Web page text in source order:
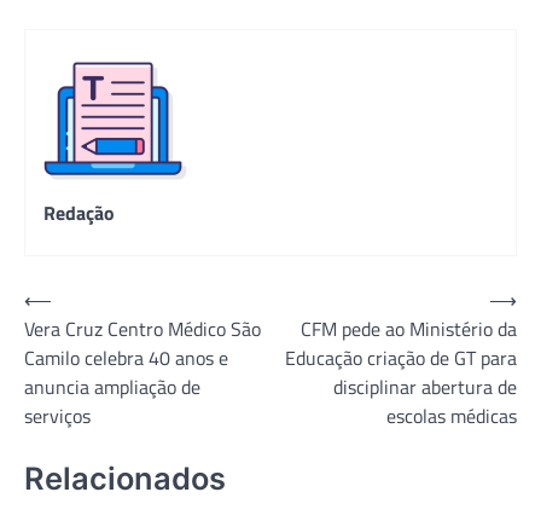
Redação
Navegação
de
Post
⟵
Vera Cruz Centro Médico São
Camilo celebra 40 anos e
anuncia ampliação de
serviços
CFM pede ao Ministério da
Educação criação de GT para
disciplinar abertura de
escolas médicas
⟶
Relacionados